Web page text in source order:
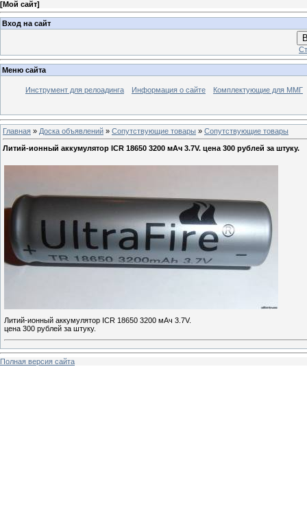
[Мой сайт]
Вход на сайт
Меню сайта
Инструмент для релоадинга Информация о сайте Комплектующие для ММГ
Главная » Доска объявлений » Сопутствующие товары » Сопутствующие товары
Литий-ионный аккумулятор ICR 18650 3200 мАч 3.7V. цена 300 рублей за штуку.
Литий-ионный аккумулятор ICR 18650 3200 мАч 3.7V.
цена 300 рублей за штуку.
Полная версия сайта